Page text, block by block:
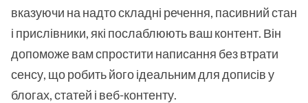
вказуючи на надто складні речення, пасивний стан
і прислівники, які послаблюють ваш контент. Він
допоможе вам спростити написання без втрати
сенсу, що робить його ідеальним для дописів у
блогах, статей і веб-контенту.